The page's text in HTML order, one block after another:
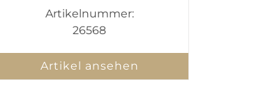
Artikelnummer:
26568
Artikel ansehen